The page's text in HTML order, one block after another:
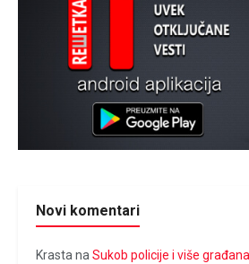
Novi komentari
Krasta na Sukob policije i više